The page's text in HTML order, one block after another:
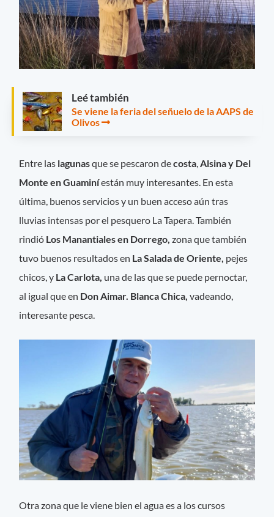
Leé también
Se viene la feria del señuelo de la AAPS de
Olivos
Entre las lagunasque se pescaron decosta,Alsina y Del
Monte en Guaminíestán muy interesantes. En esta
última, buenos servicios y un buen acceso aún tras
lluvias intensas por el pesquero La Tapera. También
rindió Los Manantiales en Dorrego,zona que también
tuvo buenos resultados en La Salada de Oriente, pejes
chicos, y La Carlota, una de las que se puede pernoctar,
al igual que en Don Aimar. Blanca Chica,vadeando,
interesante pesca.
Otra zona que le viene bien el agua es a los cursos